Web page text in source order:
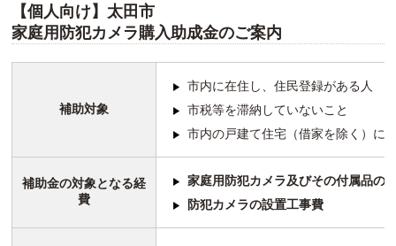
【個人向け】太田市
家庭用防犯カメラ購入助成金のご案内
補助対象
市内に在住し、住民登録がある人
市税等を滞納していないこと
市内の戸建て住宅（借家を除く）に
補助金の対象となる経
費
家庭用防犯カメラ及びその付属品の
防犯カメラの設置工事費